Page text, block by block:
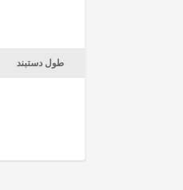
طول دستبند